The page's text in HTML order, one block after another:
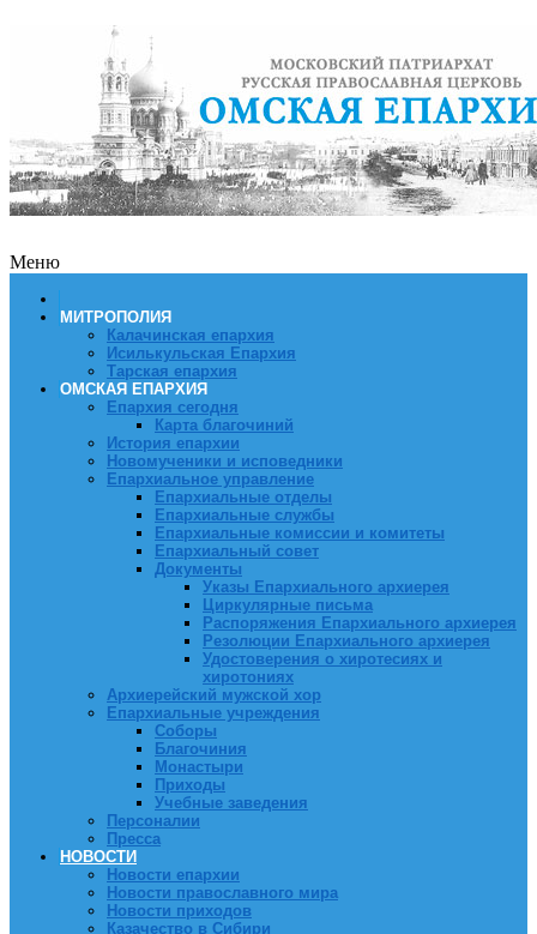
Меню
МИТРОПОЛИЯ
Калачинская епархия
Исилькульская Епархия
Тарская епархия
ОМСКАЯ ЕПАРХИЯ
Епархия сегодня
Карта благочиний
История епархии
Новомученики и исповедники
Епархиальное управление
Епархиальные отделы
Епархиальные службы
Епархиальные комиссии и комитеты
Епархиальный совет
Документы
Указы Епархиального архиерея
Циркулярные письма
Распоряжения Епархиального архиерея
Резолюции Епархиального архиерея
Удостоверения о хиротесиях и
хиротониях
Архиерейский мужской хор
Епархиальные учреждения
Соборы
Благочиния
Монастыри
Приходы
Учебные заведения
Персоналии
Пресса
НОВОСТИ
Новости епархии
Новости православного мира
Новости приходов
Казачество в Сибири